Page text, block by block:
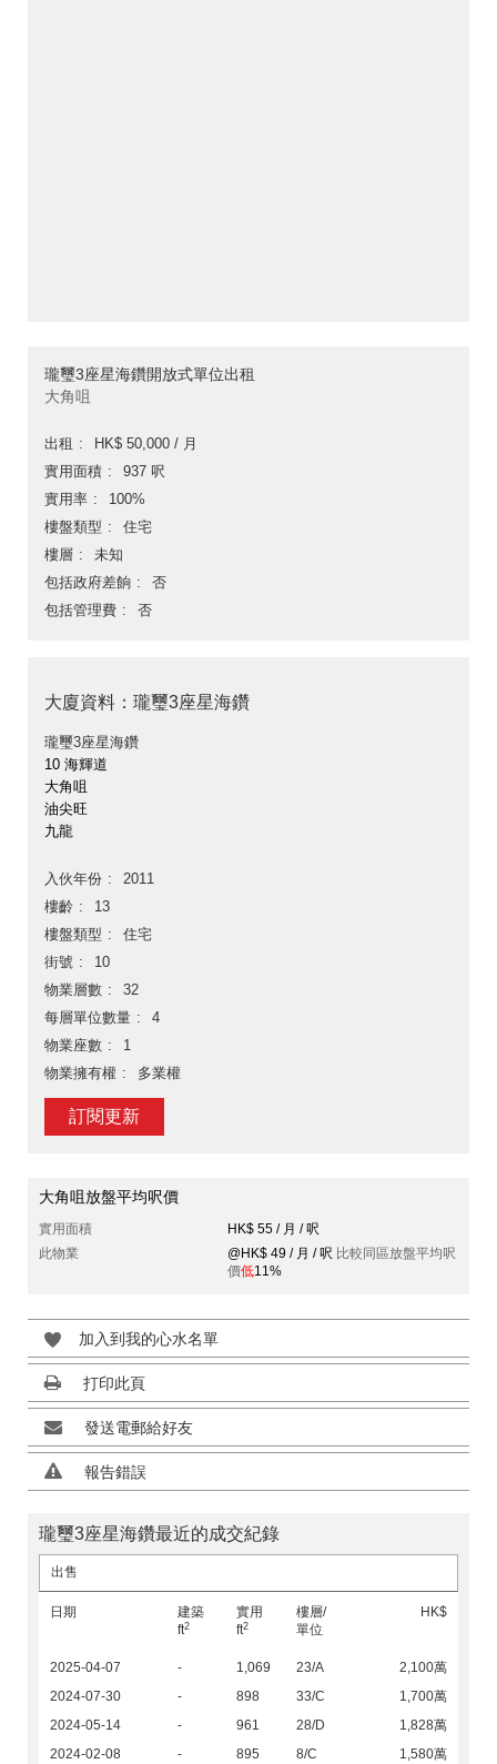
瓏璽3座星海鑽開放式單位出租
大角咀
出租
HK$ 50,000 / 月
實用面積
937 呎
實用率
100%
樓盤類型
住宅
樓層
未知
包括政府差餉
否
包括管理費
否
大廈資料：瓏璽3座星海鑽
瓏璽3座星海鑽
10 海輝道
大角咀
油尖旺
九龍
入伙年份
2011
樓齡
13
樓盤類型
住宅
街號
10
物業層數
32
每層單位數量
4
物業座數
1
物業擁有權
多業權
訂閱更新
大角咀放盤平均呎價
實用面積
HK$ 55 / 月 / 呎
此物業
@HK$ 49 / 月 / 呎 比較同區放盤平均呎
價低11%
加入到我的心水名單
打印此頁
發送電郵給好友
報告錯誤
瓏璽3座星海鑽最近的成交紀錄
出售
日期
建築
ft2
實用
ft2
樓層/
單位
HK$
2025-04-07 - 1,069 23/A
2,100萬
2024-07-30
- 898 33/C
1,700萬
2024-05-14
- 961 28/D
1,828萬
2024-02-08
- 895 8/C 1,580萬